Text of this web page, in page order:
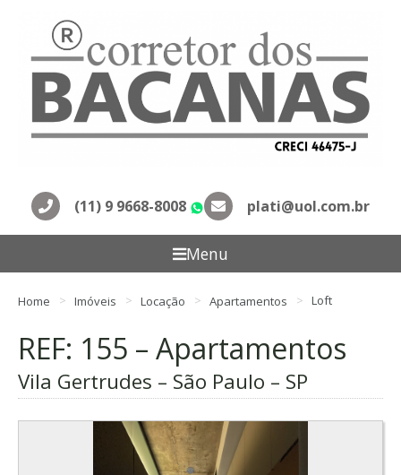
(11) 9 9668-8008 WhatsApp
plati@uol.com.br
Menu
Home Imóveis Locação Apartamentos Loft
REF: 155 – Apartamentos
Vila Gertrudes – São Paulo – SP